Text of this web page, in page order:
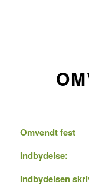
Omvendt fest
Indbydelse:
Indbydelsen